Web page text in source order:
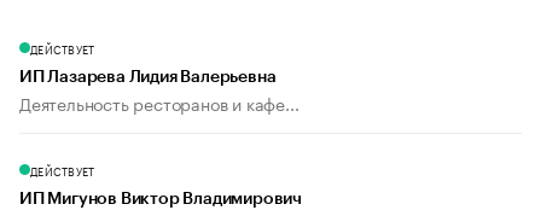
ДЕЙСТВУЕТ
ИП Лазарева Лидия Валерьевна
Деятельность ресторанов и кафе...
ДЕЙСТВУЕТ
ИП Мигунов Виктор Владимирович